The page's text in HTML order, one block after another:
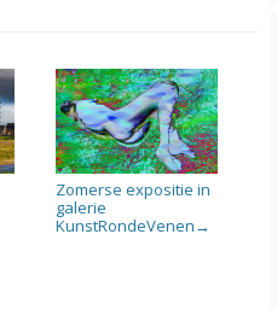
Zomerse expositie in
galerie
KunstRondeVenen →